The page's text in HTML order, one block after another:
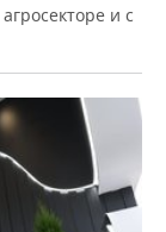
и с